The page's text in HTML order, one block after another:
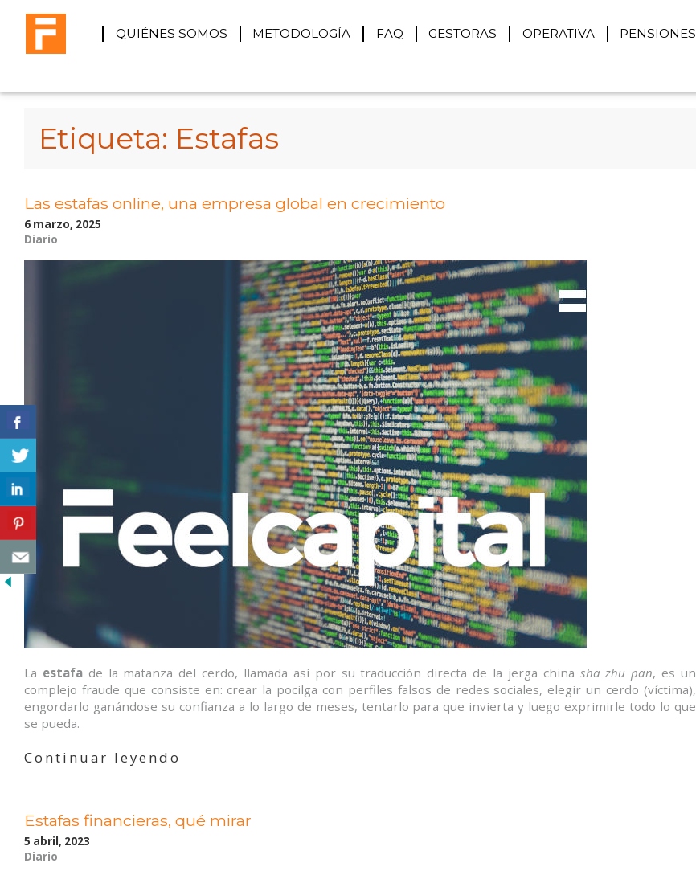
QUIÉNES SOMOS METODOLOGÍA FAQ GESTORAS OPERATIVA PENSIONES
Etiqueta: Estafas
Las estafas online, una empresa global en crecimiento
6 marzo, 2025
Diario
La estafade la matanza del cerdo, llamada así por su traducción directa de la jerga china sha zhu pan, es un
complejo fraude que consiste en: crear la pocilga con perfiles falsos de redes sociales, elegir un cerdo (víctima),
engordarlo ganándose su confianza a lo largo de meses, tentarlo para que invierta y luego exprimirle todo lo que
se pueda.
Continuar leyendo
empresa
Estafas financieras, qué mirar
5 abril, 2023
Diario